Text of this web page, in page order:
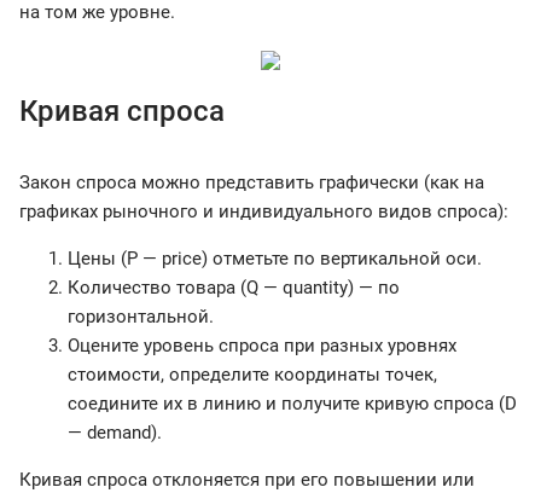
на том же уровне.
Кривая спроса
Закон спроса можно представить графически (как на
графиках рыночного и индивидуального видов спроса):
Цены (P — price) отметьте по вертикальной оси.
Количество товара (Q — quantity) — по
горизонтальной.
Оцените уровень спроса при разных уровнях
стоимости, определите координаты точек,
соедините их в линию и получите кривую спроса (D
— demand).
Кривая спроса отклоняется при его повышении или